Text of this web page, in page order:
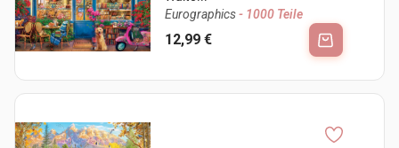
Eurographics- 1000 Teile
12,99 €